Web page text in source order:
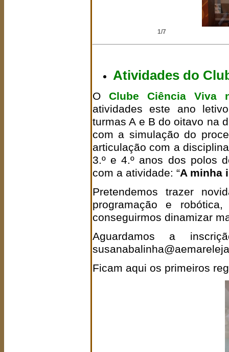
2/7
Atividades do
O Clube Ciência Viva
atividades este ano
turmas A e B do oitavo na
com a simulação do
articulação com a
3.º e 4.º anos dos polos
com a atividade: “A minha
Pretendemos trazer
programação e
conseguirmos dinamizar
Aguardamos a
Ficam aqui os primeiros